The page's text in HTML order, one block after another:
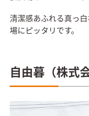
清潔感あふれる真っ
場にピッタリです。
自由暮（株式